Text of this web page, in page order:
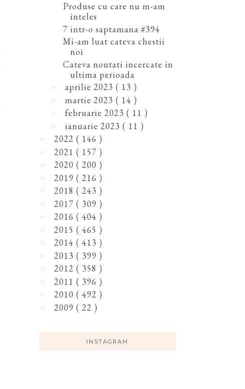
Produse cu care nu m-am
inteles
7 intr-o saptamana #394
Mi-am luat cateva chestii
noi
Cateva noutati incercate in
ultima perioada
aprilie 2023 ( 13 )
martie 2023 ( 14 )
februarie 2023 ( 11 )
ianuarie 2023 ( 11 )
2022 ( 146 )
2021 ( 157 )
2020 ( 200 )
2019 ( 216 )
2018 ( 243 )
2017 ( 309 )
2016 ( 404 )
2015 ( 465 )
2014 ( 413 )
2013 ( 399 )
2012 ( 358 )
2011 ( 396 )
2010 ( 492 )
2009 ( 22 )
INSTAGRAM